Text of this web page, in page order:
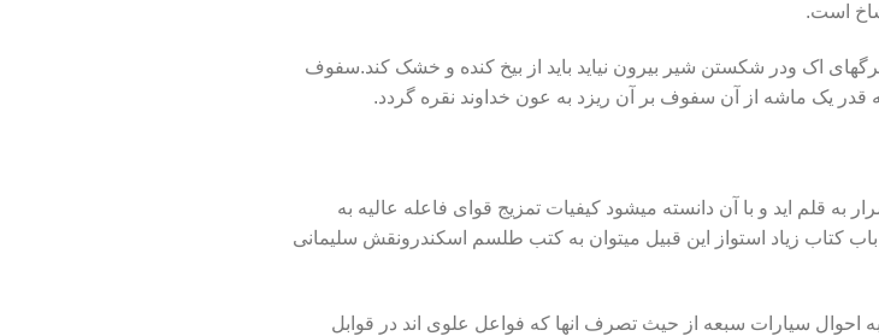
است.
اک ودر شکستن شیر بیرون نیاید باید از بیخ کنده و خشک کند.سفوف
یک ماشه از آن سفوف بر آن ریزد به عون خداوند نقره گردد.
قلم اید و با آن دانسته میشود کیفیات تمزیج قوای فاعله عالیه به
کتاب زیاد استواز این قبیل میتوان به کتب طلسم اسکندرونقش سلیمانی
احوال سیارات سبعه از حیث تصرف انها که فواعل علوی اند در قوابل